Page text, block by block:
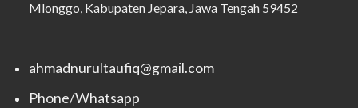
Mlonggo, Kabupaten Jepara, Jawa Tengah 59452
ahmadnurultaufiq@gmail.com
Phone/Whatsapp